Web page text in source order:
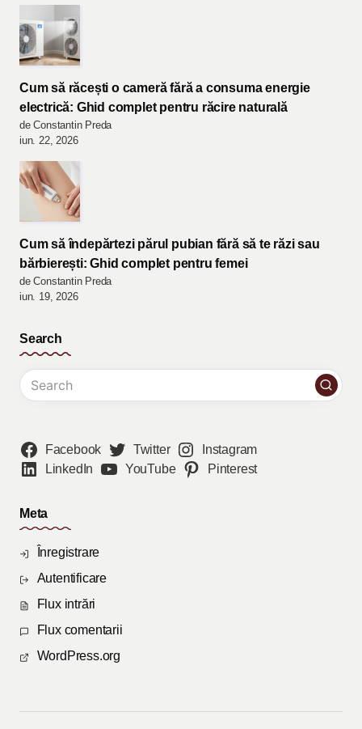
Cum să răcești o cameră fără a consuma energie
electrică: Ghid complet pentru răcire naturală
de Constantin Preda
iun. 22, 2026
Cum să îndepărtezi părul pubian fără să te răzi sau
bărbierești: Ghid complet pentru femei
de Constantin Preda
iun. 19, 2026
Search
Facebook Twitter
Instagram
LinkedIn
YouTube Pinterest
Meta
Înregistrare
Autentificare
Flux intrări
Flux comentarii
WordPress.org